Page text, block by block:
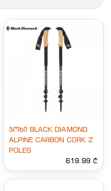
ჯოხი BLACK DIAMOND
ALPINE CARBON CORK Z
POLES
619.99 ₾